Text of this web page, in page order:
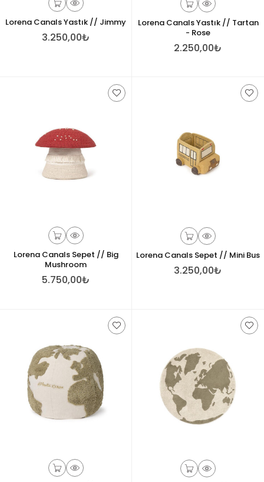
Lorena Canals Yastık // Jimmy
3.250,00₺
Lorena Canals Yastık // Tartan
- Rose
2.250,00₺
Lorena Canals Sepet // Big
Mushroom
5.750,00₺
Lorena Canals Sepet // Mini Bus
3.250,00₺